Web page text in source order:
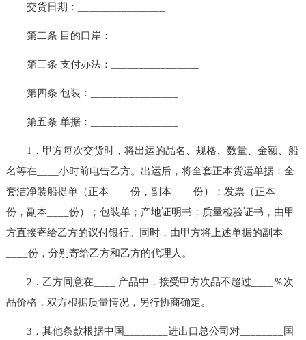
交货日期：________________
第二条 目的口岸：________________
第三条 支付办法：________________
第四条 包装：________________
第五条 单据：________________
1．甲方每次交货时，将出运的品名、规格、数量、金额、船
名等在____小时前电告乙方。出运后，将全套正本货运单据：全
套洁净装船提单（正本____份，副本____份）；发票（正本____
份，副本____份）；包装单；产地证明书；质量检验证书，由甲
方直接寄给乙方的议付银行。同时，由甲方将上述单据的副本
____份，分别寄给乙方和乙方的代理人。
2．乙方同意在____ 产品中，接受甲方次品不超过____％次
品价格，双方根据质量情况，另行协商确定。
3．其他条款根据中国________进出口总公司对________国